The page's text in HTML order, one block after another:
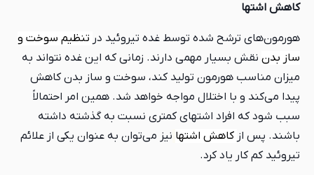
کاهش اشتها
هورمون‌های ترشح شده توسط غده تیروئید در تنظیم سوخت و
ساز بدن نقش بسیار مهمی دارند. زمانی که این غده نتواند به
میزان مناسب هورمون تولید کند، سوخت و ساز بدن کاهش
پیدا می‌کند و با اختلال مواجه خواهد شد. همین امر احتمالاً
سبب شود که افراد اشتهای کمتری نسبت به گذشته داشته
باشند. پس از کاهش اشتها نیز می‌توان به عنوان یکی از علائم
تیروئید کم کار یاد کرد.